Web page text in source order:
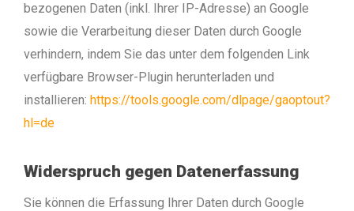
bezogenen Daten (inkl. Ihrer IP-Adresse) an Google
sowie die Verarbeitung dieser Daten durch Google
verhindern, indem Sie das unter dem folgenden Link
verfügbare Browser-Plugin herunterladen und
installieren: https://tools.google.com/dlpage/gaoptout?
hl=de
Widerspruch gegen Datenerfassung
Sie können die Erfassung Ihrer Daten durch Google